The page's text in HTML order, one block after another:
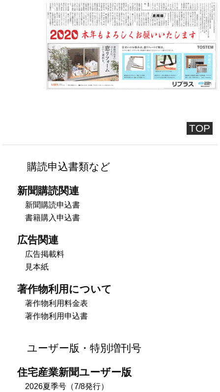
TOP
購読申込書類など
新聞購読関連
新聞購読申込書
書籍購入申込書
広告関連
広告掲載料
見本紙
著作物利用について
著作物利用料金表
著作物利用申込書
ユーザー版・特別増刊号
住宅産業新聞ユーザー版
2026夏季号（7/8発行）